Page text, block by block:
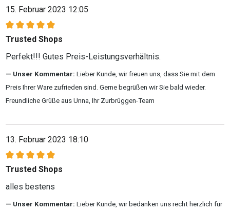
15. Februar 2023 12:05
Bewertung mit 5 von 5 Sternen
Trusted Shops
Perfekt!!! Gutes Preis-Leistungsverhältnis.
Unser Kommentar: Lieber Kunde, wir freuen uns, dass Sie mit dem
Preis Ihrer Ware zufrieden sind. Gerne begrüßen wir Sie bald wieder.
Freundliche Grüße aus Unna, Ihr Zurbrüggen-Team
13. Februar 2023 18:10
Bewertung mit 5 von 5 Sternen
Trusted Shops
alles bestens
Unser Kommentar: Lieber Kunde, wir bedanken uns recht herzlich für